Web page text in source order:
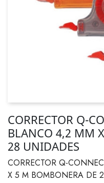
CORRECTOR Q-
BLANCO 4,2 MM
28 UNIDADES
CORRECTOR Q-
X 5 M BOMBONERA DE